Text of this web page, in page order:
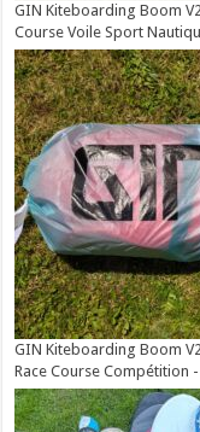
GIN Kiteboarding Boom
Course Voile Sport
GIN Kiteboarding Boom
Race Course Compétition -